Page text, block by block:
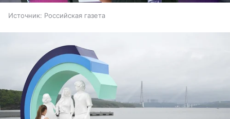
Источник: Российская газета